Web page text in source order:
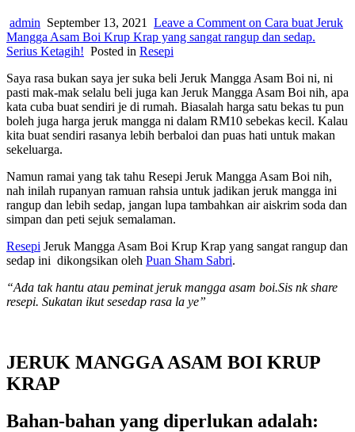
admin September 13, 2021 Leave a Comment on Cara buat Jeruk
Mangga Asam Boi Krup Krap yang sangat rangup dan sedap.
Serius Ketagih! Posted in Resepi
Saya rasa bukan saya jer suka beli Jeruk Mangga Asam Boi ni, ni
pasti mak-mak selalu beli juga kan Jeruk Mangga Asam Boi nih, apa
kata cuba buat sendiri je di rumah. Biasalah harga satu bekas tu pun
boleh juga harga jeruk mangga ni dalam RM10 sebekas kecil. Kalau
kita buat sendiri rasanya lebih berbaloi dan puas hati untuk makan
sekeluarga.
Namun ramai yang tak tahu Resepi Jeruk Mangga Asam Boi nih,
nah inilah rupanyan ramuan rahsia untuk jadikan jeruk mangga ini
rangup dan lebih sedap, jangan lupa tambahkan air aiskrim soda dan
simpan dan peti sejuk semalaman.
Resepi Jeruk Mangga Asam Boi Krup Krap yang sangat rangup dan
sedap ini dikongsikan oleh Puan Sham Sabri.
“Ada tak hantu atau peminat jeruk mangga asam boi.Sis nk share
resepi. Sukatan ikut sesedap rasa la ye”
JERUK MANGGA ASAM BOI KRUP
KRAP
Bahan-bahan yang diperlukan adalah: